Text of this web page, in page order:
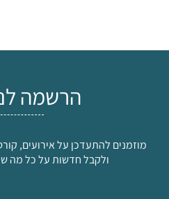
הרשמה
מוזמנים להתעדכן על אירועים,
ולקבל חדשות על כל מה